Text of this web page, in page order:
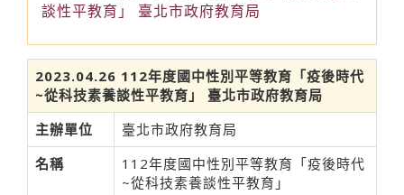
談性平教育」 臺北市政府教育局
2023.04.26 112年度國中性別平等教育「疫後時代
~從科技素養談性平教育」 臺北市政府教育局
主辦單位
臺北市政府教育局
名稱
112年度國中性別平等教育「疫後時代
~從科技素養談性平教育」